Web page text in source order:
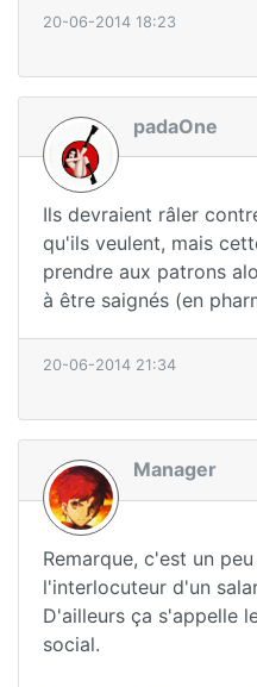
20-06-2014 18:23
padaOne
Ils devraient râler
qu'ils veulent, mais
prendre aux patrons
à être saignés (en
20-06-2014 21:34
Manager
Remarque, c'est un
l'interlocuteur d'un
D'ailleurs ça s'appelle
social.